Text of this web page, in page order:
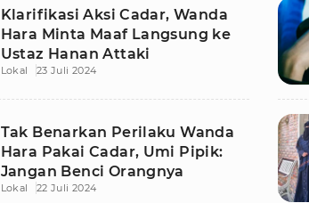
Klarifikasi Aksi Cadar, Wanda
Hara Minta Maaf Langsung ke
Ustaz Hanan Attaki
Lokal 23 Juli 2024
Tak Benarkan Perilaku Wanda
Hara Pakai Cadar, Umi Pipik:
Jangan Benci Orangnya
Lokal 22 Juli 2024